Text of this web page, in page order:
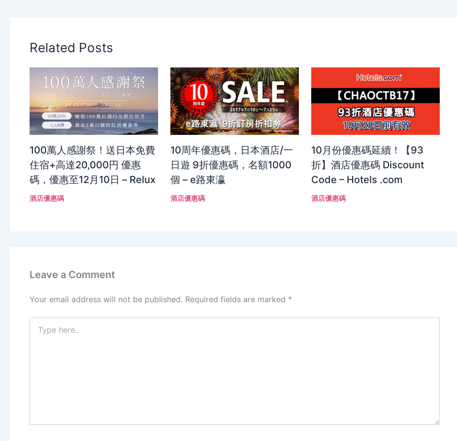
Related Posts
100萬人感謝祭！送日本免費
住宿+高達20,000円 優惠
碼，優惠至12月10日 – Relux
酒店優惠碼
10周年優惠碼，日本酒店/一
日遊 9折優惠碼，名額1000
個 – e路東瀛
酒店優惠碼
10月份優惠碼延續！【93
折】酒店優惠碼 Discount
Code – Hotels .com
酒店優惠碼
Leave a Comment
Your email address will not be published. Required fields are marked *
here..